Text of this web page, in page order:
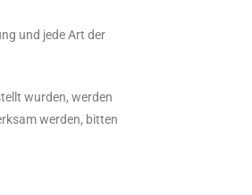
und jede Art der
wurden, werden
werden, bitten